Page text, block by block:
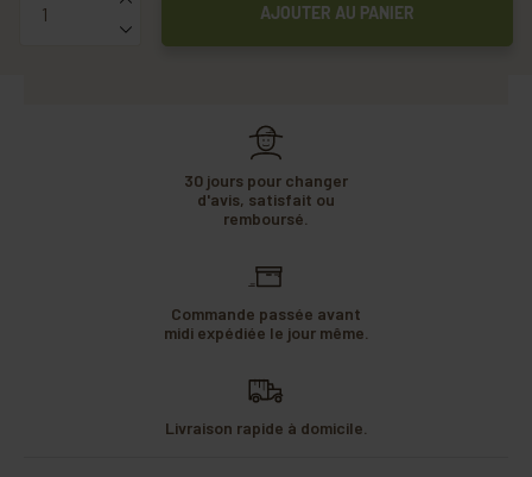
AJOUTER AU PANIER
30 jours pour changer
d'avis, satisfait ou
remboursé.
Commande passée avant
midi expédiée le jour même.
Livraison rapide à domicile.